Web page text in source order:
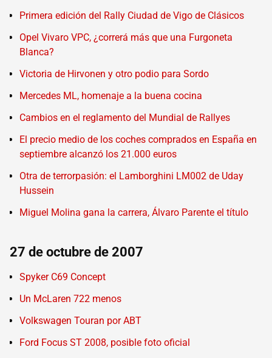
Primera edición del Rally Ciudad de Vigo de Clásicos
Opel Vivaro VPC, ¿correrá más que una Furgoneta
Blanca?
Victoria de Hirvonen y otro podio para Sordo
Mercedes ML, homenaje a la buena cocina
Cambios en el reglamento del Mundial de Rallyes
El precio medio de los coches comprados en España en
septiembre alcanzó los 21.000 euros
Otra de terrorpasión: el Lamborghini LM002 de Uday
Hussein
Miguel Molina gana la carrera, Álvaro Parente el título
27 de octubre de 2007
Spyker C69 Concept
Un McLaren 722 menos
Volkswagen Touran por ABT
Ford Focus ST 2008, posible foto oficial